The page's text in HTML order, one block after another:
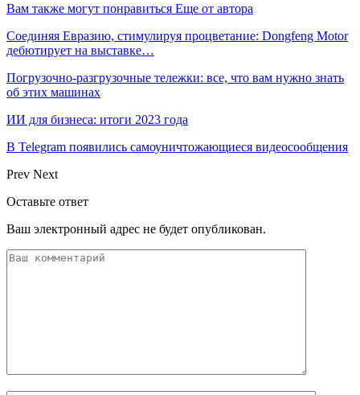
Вам также могут понравиться Еще от автора
Соединяя Евразию, стимулируя процветание: Dongfeng Motor
дебютирует на выставке…
Погрузочно-разгрузочные тележки: все, что вам нужно знать
об этих машинах
ИИ для бизнеса: итоги 2023 года
В Telegram появились самоуничтожающиеся видеосообщения
Prev Next
Оставьте ответ
Ваш электронный адрес не будет опубликован.